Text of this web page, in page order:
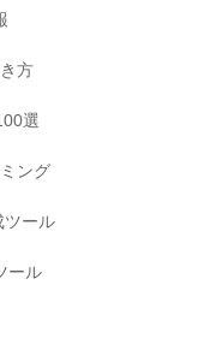
方
選
ング
ツール
ール